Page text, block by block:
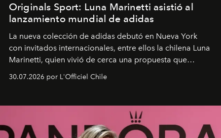
Originals Sport: Luna Marinetti asistió al
lanzamiento mundial de adidas
La nueva colección de adidas debutó en Nueva York
con invitados internacionales, entre ellos la chilena Luna
Marinetti, quien vivió de cerca una propuesta que
fusiona moda y rendimiento.
30.07.2026 por L'Officiel Chile